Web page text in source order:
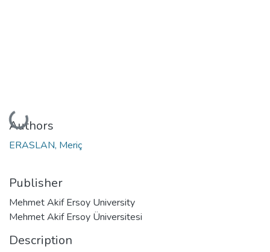
Loading...
Authors
ERASLAN, Meriç
Publisher
Mehmet Akif Ersoy University
Mehmet Akif Ersoy Üniversitesi
Description